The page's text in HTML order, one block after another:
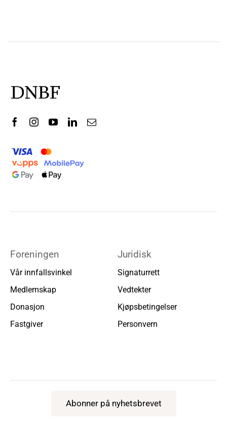
Foreningen
Vår innfallsvinkel
Medlemskap
Donasjon
Fastgiver
Juridisk
Signaturrett
Vedtekter
Kjøpsbetingelser
Personvern
Abonner på nyhetsbrevet